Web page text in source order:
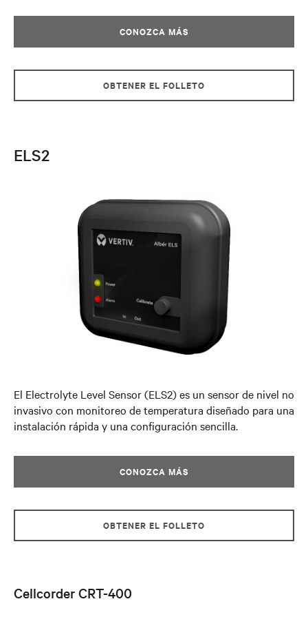
CONOZCA MÁS
OBTENER EL FOLLETO
ELS2
El Electrolyte Level Sensor (ELS2) es un sensor de nivel no
invasivo con monitoreo de temperatura diseñado para una
instalación rápida y una configuración sencilla.
CONOZCA MÁS
OBTENER EL FOLLETO
Cellcorder CRT-400